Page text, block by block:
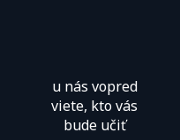
u nás vopred
viete, kto vás
bude učiť